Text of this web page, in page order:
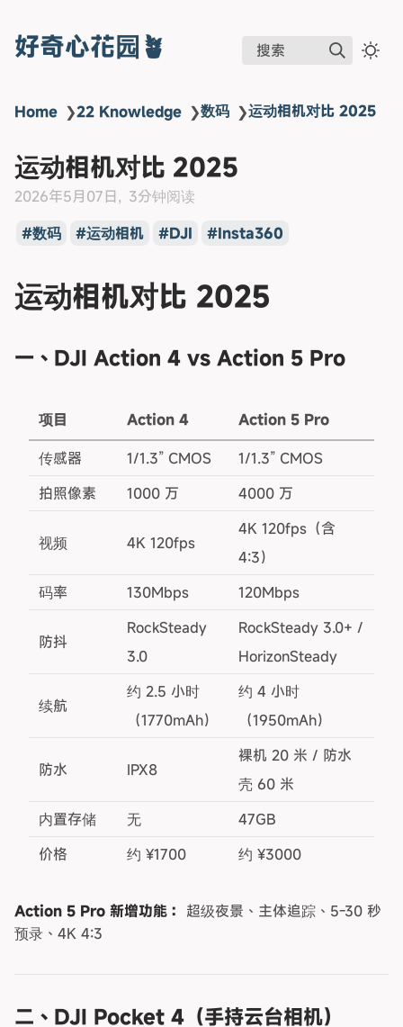
好奇心花园🪴 搜索
Home ❯22 Knowledge ❯数码 ❯运动相机对比 2025
运动相机对比 2025
2026年5月07日
3分钟阅读
数码
运动相机 DJI Insta360
运动相机对比 2025
一、DJI Action 4 vs Action 5 Pro
项目 Action 4
Action 5 Pro
传感器
1/1.3” CMOS
1/1.3” CMOS
拍照像素
1000 万 4000 万
视频 4K 120fps
4K 120fps（含
4:3）
码率
130Mbps 120Mbps
防抖
RockSteady
3.0
RockSteady 3.0+ /
HorizonSteady
续航
约 2.5 小时
（1770mAh）
约 4 小时
（1950mAh）
防水 IPX8
裸机 20 米 / 防水
壳 60 米
内置存储
无
47GB
价格
约 ¥1700 约 ¥3000
Action 5 Pro 新增功能： 超级夜景、主体追踪、5-30 秒
预录、4K 4:3
二、DJI Pocket 4（手持云台相机）